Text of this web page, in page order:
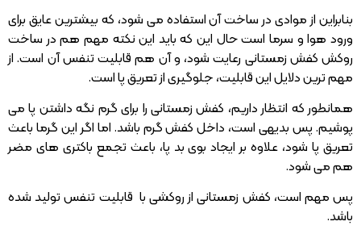
بنابراین از موادی در ساخت آن استفاده می شود، که بیشترین عایق برای
ورود هوا و سرما است حال این که باید این نکته مهم هم در ساخت
روکش کفش زمستانی رعایت شود، و آن هم قابلیت تنفس آن است. از
مهم ترین دلایل این قابلیت، جلوگیری از تعریق پا است.
همانطور که انتظار داریم، کفش زمستانی را برای گرم نگه داشتن پا می
پوشیم. پس بدیهی است، داخل کفش گرم باشد. اما اگر این گرما باعث
تعریق پا شود، علاوه بر ایجاد بوی بد پا، باعث تجمع باکتری های مضر
هم می شود.
پس مهم است، کفش زمستانی از روکشی با قابلیت تنفس تولید شده
باشد.